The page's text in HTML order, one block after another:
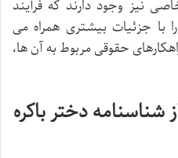
نیز وجود دارند که فرآیند
با جزئیات بیشتری همراه می
حقوقی مربوط به آن ها،
دختر باکره